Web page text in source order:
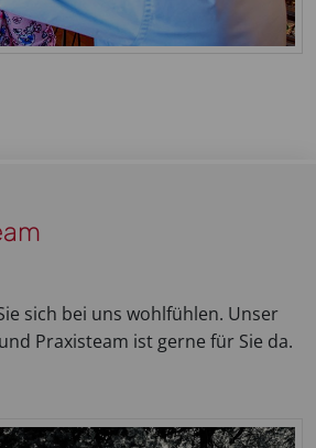
sich bei uns wohlfühlen. Unser
Praxisteam ist gerne für Sie da.